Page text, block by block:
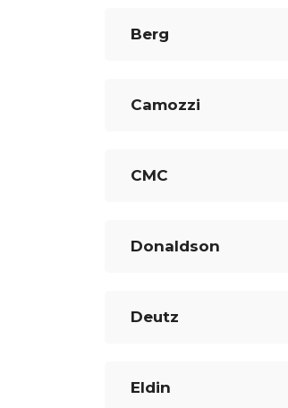
Berg
Camozzi
CMC
Donaldson
Deutz
Eldin